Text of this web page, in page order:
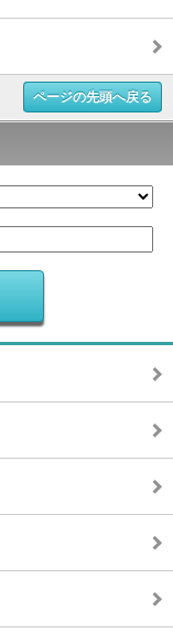
ページの先頭へ戻る